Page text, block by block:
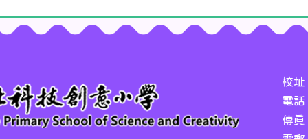
校
電
傳